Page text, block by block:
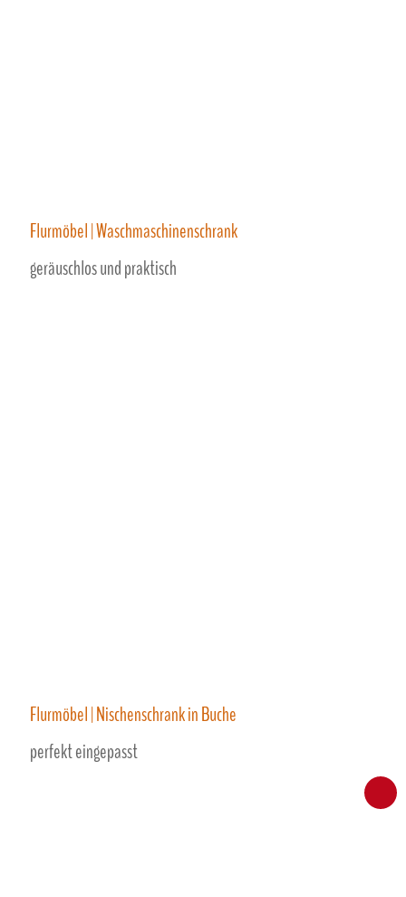
Flurmöbel | Waschmaschinenschrank
geräuschlos und praktisch
Flurmöbel | Nischenschrank in Buche
perfekt eingepasst